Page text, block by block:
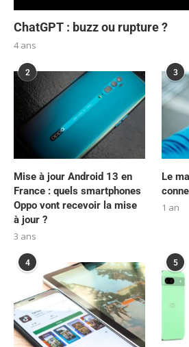
ChatGPT : buzz ou rupture ?
4 ans
2
Mise à jour Android 13 en
France : quels smartphones
Oppo vont recevoir la mise
à jour ?
3 ans
3
Le
1 an
4 5